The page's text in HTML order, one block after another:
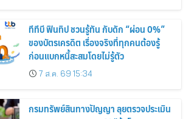
ทีทีบี ฟินทิป ชวนรู้ทัน กับดัก “ผ่อน 0%”
ของบัตรเครดิต เรื่องจริงที่ทุกคนต้องรู้
ก่อนแบกหนี้สะสมโดยไม่รู้ตัว
7 ส.ค. 69 15:34
กรมทรัพย์สินทางปัญญา ลุยตรวจประเมิน